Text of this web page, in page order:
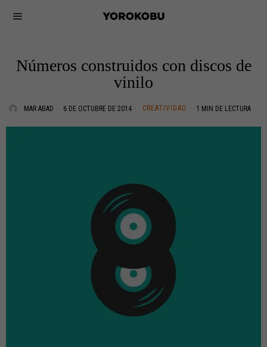
Números construidos con discos de
vinilo
MAR ABAD 6 DE OCTUBRE DE 2014 CREATIVIDAD 1 MIN DE LECTURA